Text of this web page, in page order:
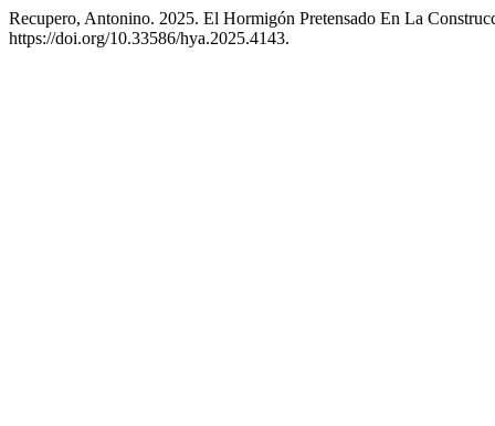
Recupero, Antonino. 2025. El Hormigón Pretensado En La
https://doi.org/10.33586/hya.2025.4143.